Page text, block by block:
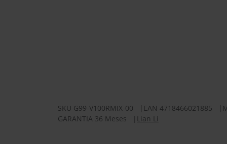
SKU G99-V100RMIX-00 EAN 4718466021885
GARANTIA 36 Meses
Lian Li